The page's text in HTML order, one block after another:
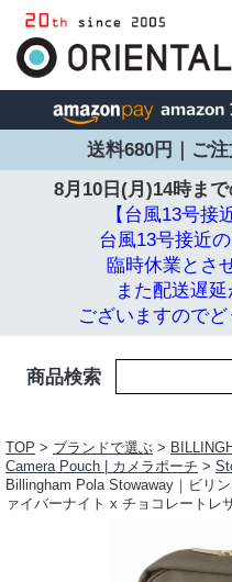
送料680円｜ご
8月10日(月)14時ま
【台風13号接
台風13号接近
臨時休業とさ
また配送遅
ございますのでど
商品検索
TOP > ブランドで選ぶ >
Camera Pouch | カメラポーチ >
Billingham Pola Stowaway｜ビリ
ァイバーナイト x チョコレートレ